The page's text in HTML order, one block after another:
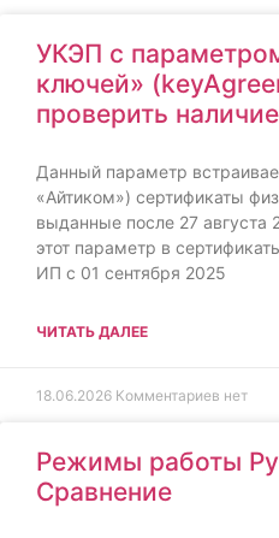
УКЭП с
ключей»
проверить
Данный параметр
«Айтиком») сертификаты
выданные после 27 августа
этот параметр в
ИП с 01 сентября 2025
ЧИТАТЬ ДАЛЕЕ
18.06.2026 Комментариев нет
Режимы работы
Сравнение